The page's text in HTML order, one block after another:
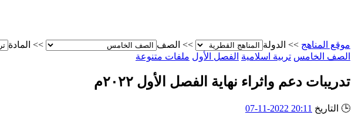
موقع المناهج >> الدولة >> الصف >> المادة
الصف الخامس تربية اسلامية الفصل الأول ملفات متنوعة
تدريبات دعم واثراء نهاية الفصل الأول ٢٠٢٢م
🕒 التاريخ 20:11 2022-11-07